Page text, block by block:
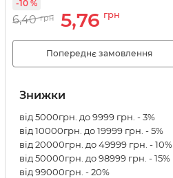
6,40 грн 5,76 грн
-10 %
Попереднє замовлення
Знижки
від 5000грн. до 9999 грн. - 3%
від 10000грн. до 19999 грн. - 5%
від 20000грн. до 49999 грн. - 10%
від 50000грн. до 98999 грн. - 15%
від 99000грн. - 20%